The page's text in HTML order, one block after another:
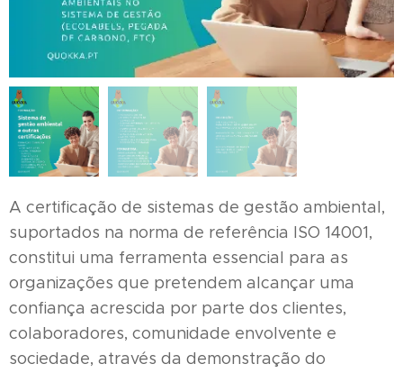
A certificação de sistemas de gestão ambiental,
suportados na norma de referência ISO 14001,
constitui uma ferramenta essencial para as
organizações que pretendem alcançar uma
confiança acrescida por parte dos clientes,
colaboradores, comunidade envolvente e
sociedade, através da demonstração do